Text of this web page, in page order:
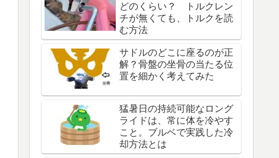
どのくらい？ トルクレン
チが無くても、トルクを読
む方法
サドルのどこに座るのが正
解？骨盤の坐骨の当たる位
置を細かく考えてみた
猛暑日の持続可能なロング
ライドは、常に体を冷やす
こと。ブルベで実践した冷
却方法とは